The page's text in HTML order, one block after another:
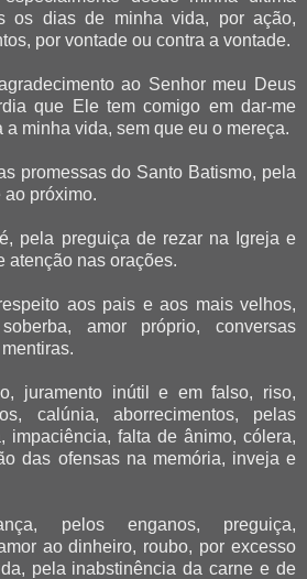
os dias de minha vida, por ação,
por vontade ou contra a vontade.
ao Senhor meu Deus
que Ele tem comigo em dar-me
minha vida, sem que eu o mereça.
promessas do Santo Batismo, pela
ao próximo.
pela preguiça de rezar na Igreja e
atenção nas orações.
aos pais e aos mais velhos,
amor próprio, conversas
juramento inútil e em falso, riso,
calúnia, aborrecimentos, pelas
impaciência, falta de ânimo, cólera,
das ofensas na memória, inveja e
pelos enganos, preguiça,
ao dinheiro, roubo, por excesso
pela inabstinência da carne e de